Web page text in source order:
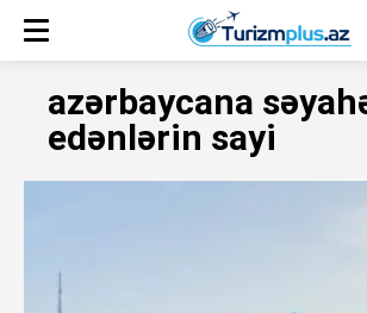
azərbaycana
edənlərin sayi